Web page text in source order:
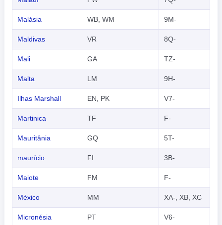
Malásia WB, WM 9M-
Maldivas VR 8Q-
Mali GA TZ-
Malta LM 9H-
Ilhas Marshall EN, PK V7-
Martinica TF F-
Mauritânia GQ 5T-
maurício FI 3B-
Maiote FM F-
México MM XA-, XB, XC
Micronésia PT V6-